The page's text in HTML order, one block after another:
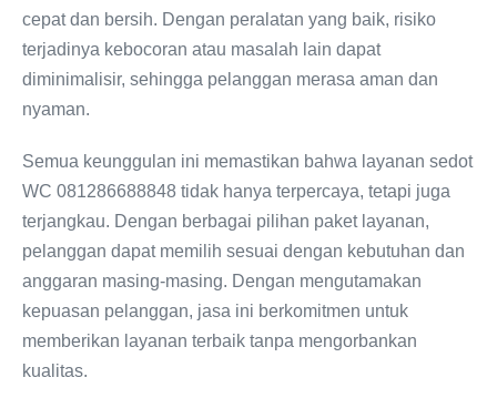
cepat dan bersih. Dengan peralatan yang baik, risiko
terjadinya kebocoran atau masalah lain dapat
diminimalisir, sehingga pelanggan merasa aman dan
nyaman.
Semua keunggulan ini memastikan bahwa layanan sedot
WC 081286688848 tidak hanya terpercaya, tetapi juga
terjangkau. Dengan berbagai pilihan paket layanan,
pelanggan dapat memilih sesuai dengan kebutuhan dan
anggaran masing-masing. Dengan mengutamakan
kepuasan pelanggan, jasa ini berkomitmen untuk
memberikan layanan terbaik tanpa mengorbankan
kualitas.